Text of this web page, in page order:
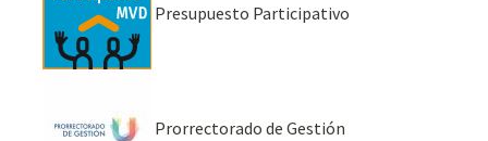
Presupuesto Participativo
Prorrectorado de Gestión